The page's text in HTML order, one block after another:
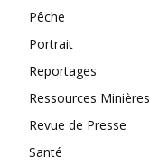
Pêche
Portrait
Reportages
Ressources Minières
Revue de Presse
Santé